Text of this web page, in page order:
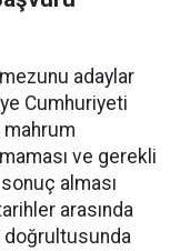
adaylar
Cumhuriyeti
mahrum
ve gerekli
alması
arasında
doğrultusunda